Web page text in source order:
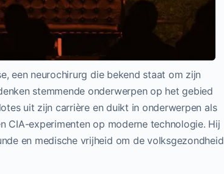
een neurochirurg die bekend staat om zijn
stemmende onderwerpen op het gebied
uit zijn carrière en duikt in onderwerpen als
CIA-experimenten op moderne technologie. Hij
en medische vrijheid om de volksgezondheid